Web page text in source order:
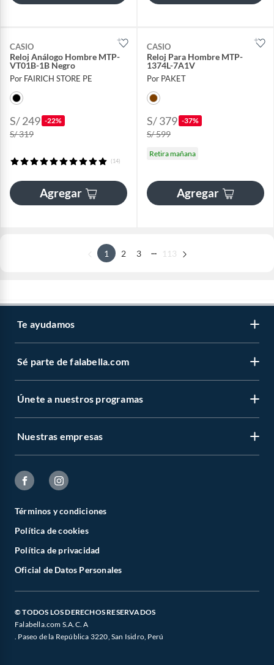
CASIO
Reloj Análogo Hombre MTP-
VT01B-1B Negro
Por FAIRICH STORE PE
S/ 249 -22%
S/ 319
(14)
Agregar
CASIO
Reloj Para Hombre MTP-
1374L-7A1V
Por PAKET
S/ 379 -37%
S/ 599
Retira mañana
Agregar
1 2 3 113
Te ayudamos
Sé parte de falabella.com
Únete a nuestros programas
Nuestras empresas
Términos y condiciones
Política de cookies
Política de privacidad
Oficial de Datos Personales
© TODOS LOS DERECHOS RESERVADOS
Falabella.com S.A.C. A
. Paseo de la República 3220, San Isidro, Perú